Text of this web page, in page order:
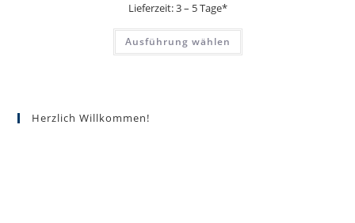
Lieferzeit:3 – 5 Tage*
Ausführung wählen
Dieses
weist
Herzlich Willkommen!